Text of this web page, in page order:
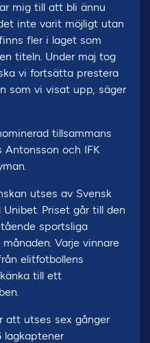
mig till att bli ännu
inte varit möjligt utan
fler i laget som
titeln. Under maj tog
vi fortsätta prestera
som vi visat upp, säger
tillsammans
Antonsson och IFK
utses av Svensk
Priset går till den
sportsliga
Varje vinnare
elitfotbollens
till ett
att utses sex gånger
lagkaptener